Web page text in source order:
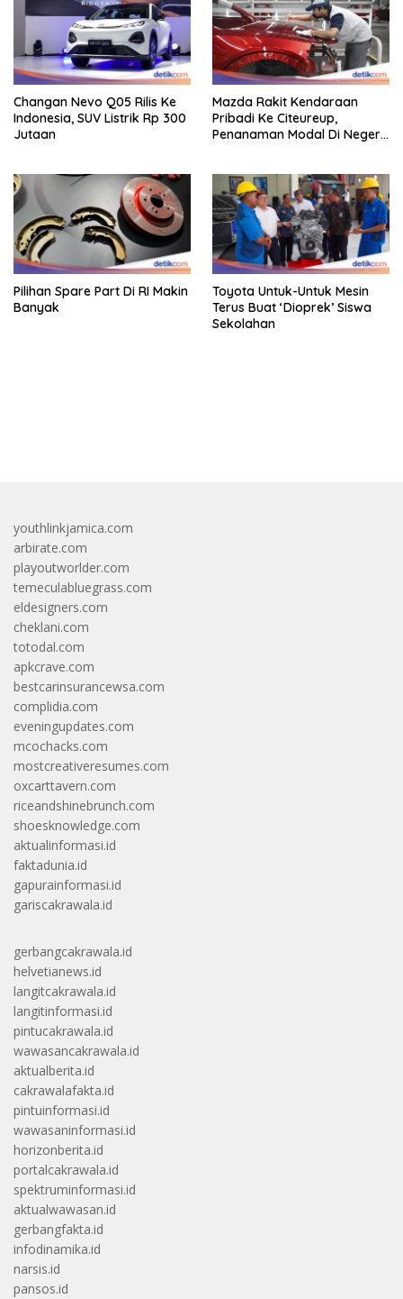
Changan Nevo Q05 Rilis Ke
Indonesia, SUV Listrik Rp 300
Jutaan
Mazda Rakit Kendaraan
Pribadi Ke Citeureup,
Penanaman Modal Di Negeri
Pilihan Spare Part Di RI Makin
Banyak
Toyota Untuk-Untuk Mesin
Terus Buat ‘Dioprek’ Siswa
Sekolahan
youthlinkjamica.com
arbirate.com
playoutworlder.com
temeculabluegrass.com
eldesigners.com
cheklani.com
totodal.com
apkcrave.com
bestcarinsurancewsa.com
complidia.com
eveningupdates.com
mcochacks.com
mostcreativeresumes.com
oxcarttavern.com
riceandshinebrunch.com
shoesknowledge.com
aktualinformasi.id
faktadunia.id
gapurainformasi.id
gariscakrawala.id
gerbangcakrawala.id
helvetianews.id
langitcakrawala.id
langitinformasi.id
pintucakrawala.id
wawasancakrawala.id
aktualberita.id
cakrawalafakta.id
pintuinformasi.id
wawasaninformasi.id
horizonberita.id
portalcakrawala.id
spektruminformasi.id
aktualwawasan.id
gerbangfakta.id
infodinamika.id
narsis.id
pansos.id